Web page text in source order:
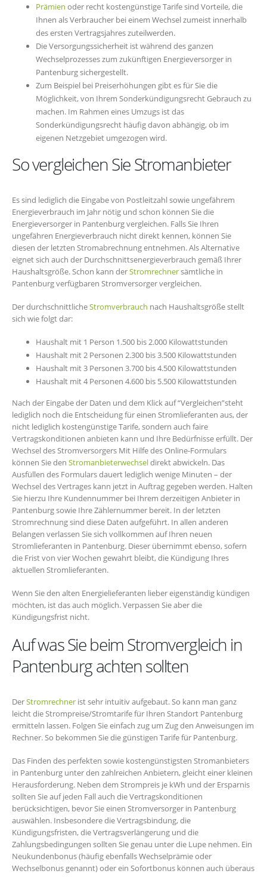
Prämien oder recht kostengünstige Tarife sind Vorteile, die
Ihnen als Verbraucher bei einem Wechsel zumeist innerhalb
des ersten Vertragsjahres zuteilwerden.
Die Versorgungssicherheit ist während des ganzen
Wechselprozesses zum zukünftigen Energieversorger in
Pantenburg sichergestellt.
Zum Beispiel bei Preiserhöhungen gibt es für Sie die
Möglichkeit, von Ihrem Sonderkündigungsrecht Gebrauch zu
machen. Im Rahmen eines Umzugs ist das
Sonderkündigungsrecht häufig davon abhängig, ob im
eigenen Netzgebiet umgezogen wird.
So vergleichen Sie Stromanbieter
Es sind lediglich die Eingabe von Postleitzahl sowie ungefährem
Energieverbrauch im Jahr nötig und schon können Sie die
Energieversorger in Pantenburg vergleichen. Falls Sie Ihren
ungefähren Energieverbrauch nicht direkt kennen, können Sie
diesen der letzten Stromabrechnung entnehmen. Als Alternative
eignet sich auch der Durchschnittsenergieverbrauch gemäß Ihrer
Haushaltsgröße. Schon kann derStromrechnersämtliche in
Pantenburg verfügbaren Stromversorger vergleichen.
Der durchschnittlicheStromverbrauch nach Haushaltsgröße stellt
sich wie folgt dar:
Haushalt mit 1 Person 1.500 bis 2.000 Kilowattstunden
Haushalt mit 2 Personen 2.300 bis 3.500 Kilowattstunden
Haushalt mit 3 Personen 3.700 bis 4.500 Kilowattstunden
Haushalt mit 4 Personen 4.600 bis 5.500 Kilowattstunden
Nach der Eingabe der Daten und dem Klick auf “Vergleichen”steht
lediglich noch die Entscheidung für einen Stromlieferanten aus, der
nicht lediglich kostengünstige Tarife, sondern auch faire
Vertragskonditionen anbieten kann und Ihre Bedürfnisse erfüllt. Der
Wechsel des Stromversorgers Mit Hilfe des Online-Formulars
können Sie den Stromanbieterwechseldirekt abwickeln. Das
Ausfüllen des Formulars dauert lediglich wenige Minuten – der
Wechsel des Vertrages kann jetzt in Auftrag gegeben werden. Halten
Sie hierzu Ihre Kundennummer bei Ihrem derzeitigen Anbieter in
Pantenburg sowie Ihre Zählernummer bereit. In der letzten
Stromrechnung sind diese Daten aufgeführt. In allen anderen
Belangen verlassen Sie sich vollkommen auf Ihren neuen
Stromlieferanten in Pantenburg. Dieser übernimmt ebenso, sofern
die Frist von vier Wochen gewahrt bleibt, die Kündigung Ihres
aktuellen Stromlieferanten.
Wenn Sie den alten Energielieferanten lieber eigenständig kündigen
möchten, ist das auch möglich. Verpassen Sie aber die
Kündigungsfrist nicht.
Auf was Sie beim Stromvergleich in
Pantenburg achten sollten
DerStromrechner ist sehr intuitiv aufgebaut. So kann man ganz
leicht die Strompreise/Stromtarife für Ihren Standort Pantenburg
ermitteln lassen. Folgen Sie einfach zug um Zug den Anweisungen im
Rechner. So bekommen Sie die günstigen Tarife für Pantenburg.
Das Finden des perfekten sowie kostengünstigsten Stromanbieters
in Pantenburg unter den zahlreichen Anbietern, gleicht einer kleinen
Herausforderung. Neben dem Strompreis je kWh und der Ersparnis
sollten Sie auf jeden Fall auch die Vertragskonditionen
berücksichtigen, bevor Sie einen Stromversorger in Pantenburg
auswählen. Insbesondere die Vertragsbindung, die
Kündigungsfristen, die Vertragsverlängerung und die
Zahlungsbedingungen sollten Sie genau unter die Lupe nehmen. Ein
Neukundenbonus (häufig ebenfalls Wechselprämie oder
Wechselbonus genannt) oder ein Sofortbonus können auch überaus